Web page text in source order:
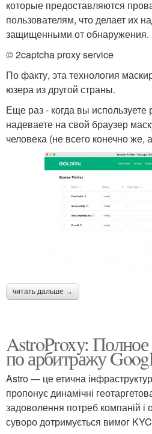
которые предоставляются
пользователям, что делает их
защищенными от обнаружения.
© 2captcha proxy service
По факту, эта технология
юзера из другой страны.
Еще раз - когда вы
надеваете на свой браузер
человека (не всего конечно же,
читать дальше →
AstroProxy: Полное
по арбитражу
Astro — це етична
пропонує динамічні
задоволення потреб компаній і
суворо дотримується вимог